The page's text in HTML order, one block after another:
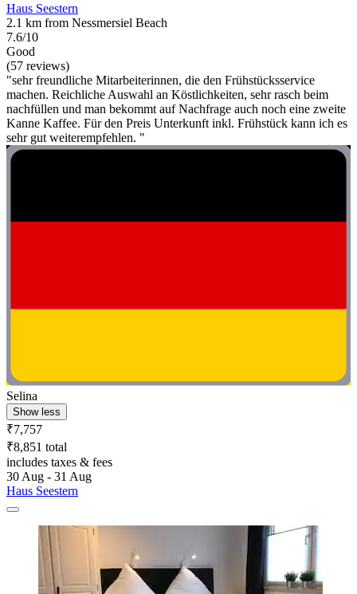
Haus Seestern
2.1 km from Nessmersiel Beach
7.6/10
Good
(57 reviews)
"sehr freundliche Mitarbeiterinnen, die den Frühstücksservice
machen. Reichliche Auswahl an Köstlichkeiten, sehr rasch beim
nachfüllen und man bekommt auf Nachfrage auch noch eine zweite
Kanne Kaffee. Für den Preis Unterkunft inkl. Frühstück kann ich es
sehr gut weiterempfehlen. "
Selina
Show less
₹7,757
₹8,851 total
includes taxes & fees
30 Aug - 31 Aug
Haus Seestern